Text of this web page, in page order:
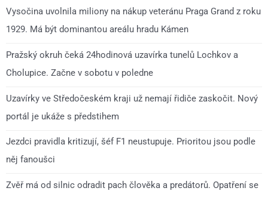
Vysočina uvolnila miliony na nákup veteránu Praga Grand z roku
1929. Má být dominantou areálu hradu Kámen
Pražský okruh čeká 24hodinová uzavírka tunelů Lochkov a
Cholupice. Začne v sobotu v poledne
Uzavírky ve Středočeském kraji už nemají řidiče zaskočit. Nový
portál je ukáže s předstihem
Jezdci pravidla kritizují, šéf F1 neustupuje. Prioritou jsou podle
něj fanoušci
Zvěř má od silnic odradit pach člověka a predátorů. Opatření se